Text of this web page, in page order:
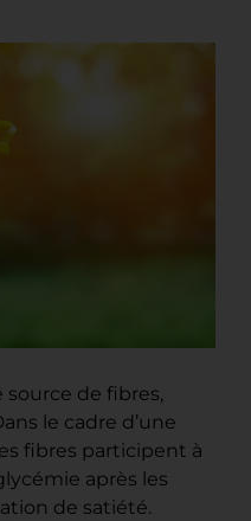
de fibres,
le cadre d’une
fibres participent à
après les
de satiété.